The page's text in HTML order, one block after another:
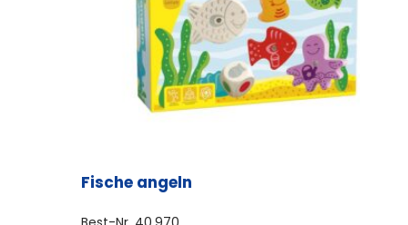
Fische angeln